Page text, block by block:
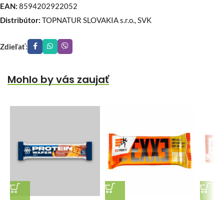
EAN: 8594202922052
Distribútor: TOPNATUR SLOVAKIA s.r.o., SVK
Zdieľať:
Mohlo by vás zaujať